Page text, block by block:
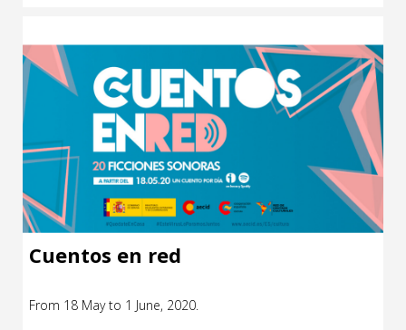
Cuentos en red
From 18 May to 1 June, 2020.